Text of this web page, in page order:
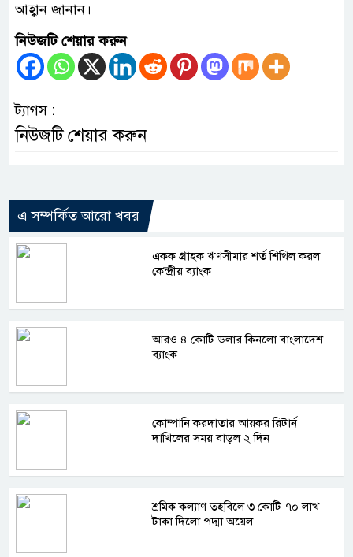
আহ্বান জানান।
নিউজটি শেয়ার করুন
ট্যাগস :
নিউজটি শেয়ার করুন
এ সম্পর্কিত আরো খবর
একক গ্রাহক ঋণসীমার শর্ত শিথিল করল
কেন্দ্রীয় ব্যাংক
আরও ৪ কোটি ডলার কিনলো বাংলাদেশ
ব্যাংক
কোম্পানি করদাতার আয়কর রিটার্ন
দাখিলের সময় বাড়ল ২ দিন
শ্রমিক কল্যাণ তহবিলে ৩ কোটি ৭০ লাখ
টাকা দিলো পদ্মা অয়েল